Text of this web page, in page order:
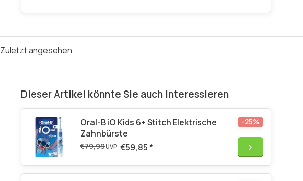
Zuletzt angesehen
Dieser Artikel könnte Sie auch interessieren
Oral-B iO Kids 6+ Stitch Elektrische
Zahnbürste
€79,99UVP €59,85 *
-25%